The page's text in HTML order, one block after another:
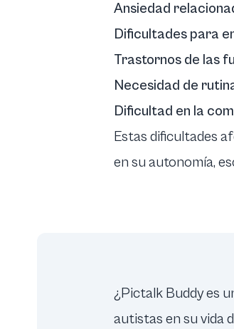
Ansiedad
Dificultades para
Trastornos de las
Necesidad de
Dificultad en la
Estas dificultades
en su autonomía,
¿Pictalk Buddy es
autistas en su vida